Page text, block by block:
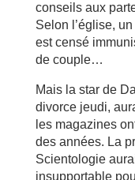
conseils aux
Selon l’église,
est censé
de couple…
Mais la star de
divorce jeudi,
les magazines
des années. La
Scientologie
insupportable